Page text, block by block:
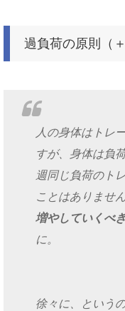
過負荷の原則（
人の身体はトレ
すが、身体は負
週同じ負荷のト
ことはありません
増やしていくべき
に。
徐々に、という